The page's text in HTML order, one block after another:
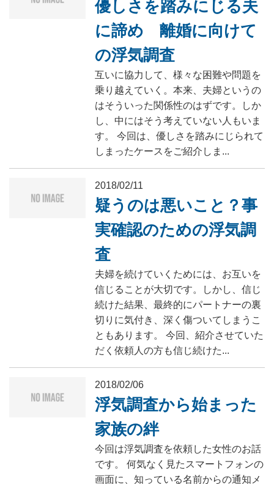
優しさを踏みにじる夫
に諦め 離婚に向けて
の浮気調査
互いに協力して、様々な困難や問題を
乗り越えていく。本来、夫婦というの
はそういった関係性のはずです。しか
し、中にはそう考えていない人もいま
す。 今回は、優しさを踏みにじられて
しまったケースをご紹介しま...
2018/02/11
疑うのは悪いこと？事
実確認のための浮気調
査
夫婦を続けていくためには、お互いを
信じることが大切です。しかし、信じ
続けた結果、最終的にパートナーの裏
切りに気付き、深く傷ついてしまうこ
ともあります。 今回、紹介させていた
だく依頼人の方も信じ続けた...
2018/02/06
浮気調査から始まった
家族の絆
今回は浮気調査を依頼した女性のお話
です。 何気なく見たスマートフォンの
画面に、知っている名前からの通知メ